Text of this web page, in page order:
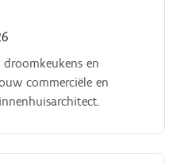
en
commerciële en